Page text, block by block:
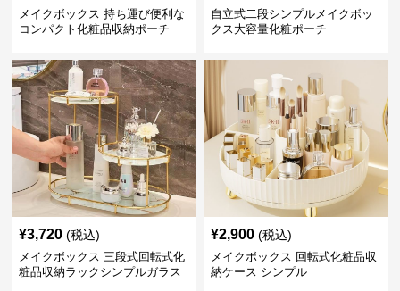
メイクボックス 持ち運び便利な
コンパクト化粧品収納ポーチ
自立式二段シンプルメイクボッ
クス大容量化粧ポーチ
¥3,720 (税込)
メイクボックス 三段式回転式化
粧品収納ラックシンプルガラス
¥2,900 (税込)
メイクボックス 回転式化粧品収
納ケース シンプル